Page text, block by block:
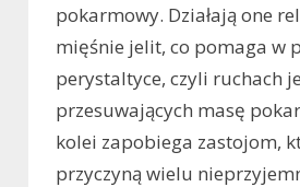
pokarmowy. Działają one
mięśnie jelit, co pomaga w
perystaltyce, czyli ruchach
przesuwających masę
kolei zapobiega zastojom,
przyczyną wielu